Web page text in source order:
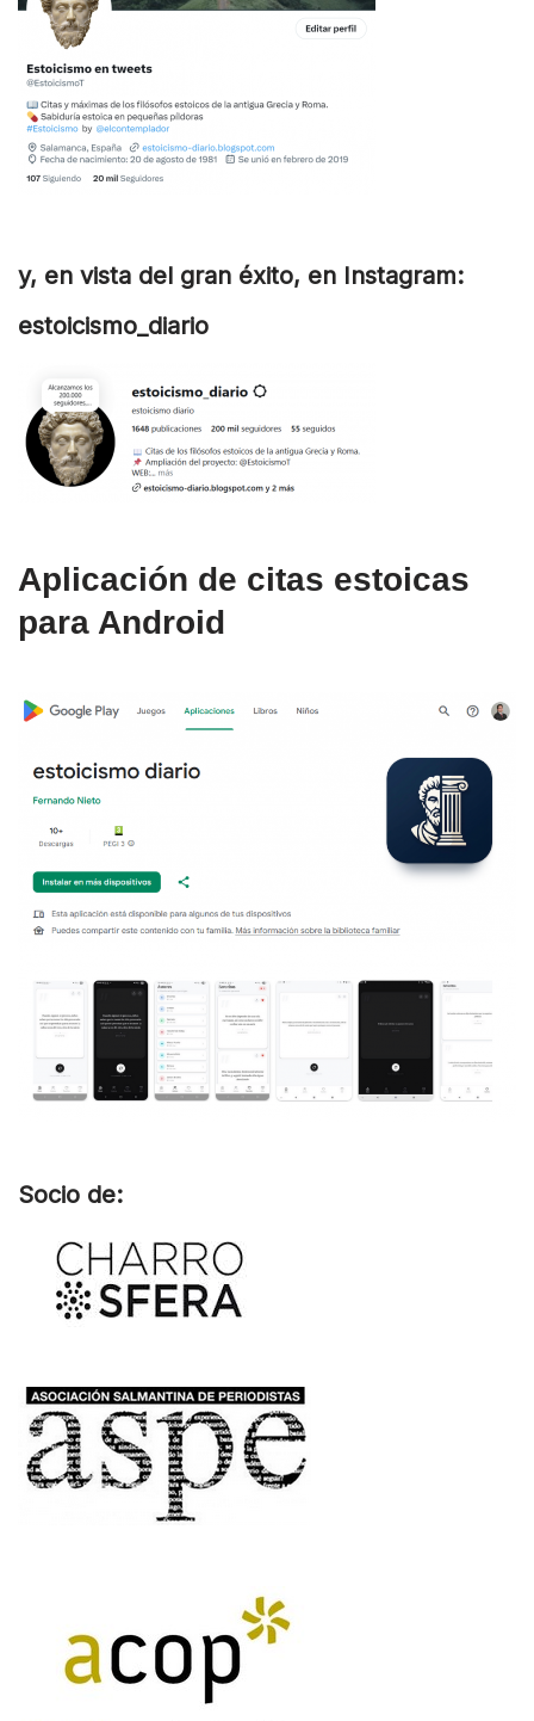
y, en vista del gran éxito, en Instagram:
estoicismo_diario
Aplicación de citas estoicas
para Android
Socio de: